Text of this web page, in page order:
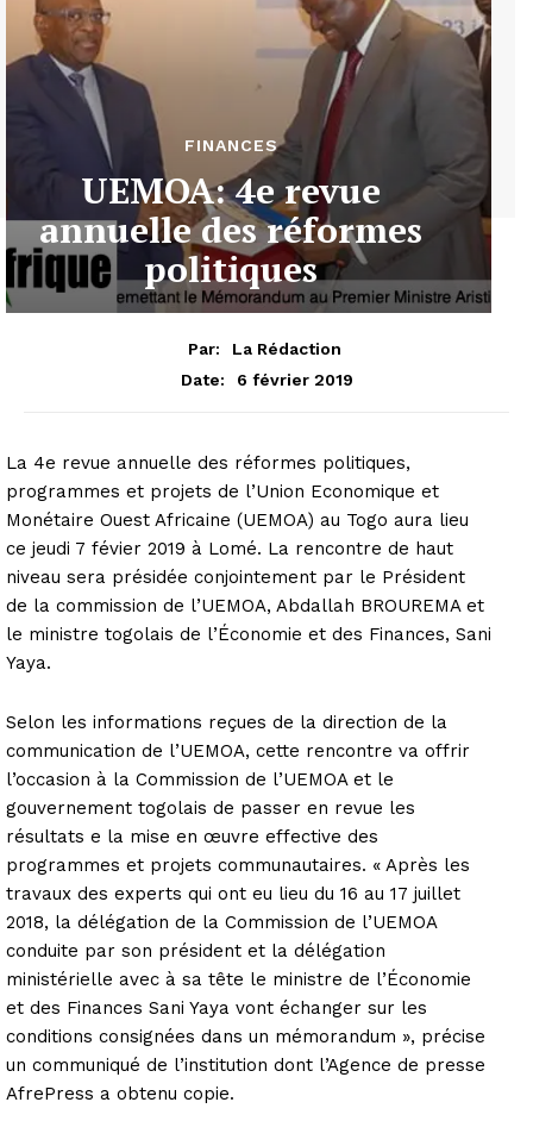
FINANCES
UEMOA: 4e revue
annuelle des réformes
politiques
Par:
La Rédaction
Date:
6 février 2019
La 4e revue annuelle des réformes politiques,
programmes et projets de l’Union Economique et
Monétaire Ouest Africaine (UEMOA) au Togo aura lieu
ce jeudi 7 févier 2019 à Lomé. La rencontre de haut
niveau sera présidée conjointement par le Président
de la commission de l’UEMOA, Abdallah BROUREMA et
le ministre togolais de l’Économie et des Finances, Sani
Yaya.
Selon les informations reçues de la direction de la
communication de l’UEMOA, cette rencontre va offrir
l’occasion à la Commission de l’UEMOA et le
gouvernement togolais de passer en revue les
résultats e la mise en œuvre effective des
programmes et projets communautaires. « Après les
travaux des experts qui ont eu lieu du 16 au 17 juillet
2018, la délégation de la Commission de l’UEMOA
conduite par son président et la délégation
ministérielle avec à sa tête le ministre de l’Économie
et des Finances Sani Yaya vont échanger sur les
conditions consignées dans un mémorandum », précise
un communiqué de l’institution dont l’Agence de presse
AfrePress a obtenu copie.